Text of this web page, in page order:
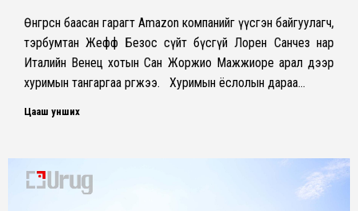
Өнгөрсөн баасан гарагт Amazon компанийг үүсгэн байгуулагч,
тэрбумтан Жефф Безос сүйт бүсгүй Лорен Санчез нар
Италийн Венец хотын Сан Жоржио Мажжиоре арал дээр
хуримын тангаргаа өргөжээ. Хуримын ёслолын дараа…
Цааш унших